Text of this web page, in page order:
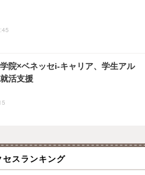
院×ベネッセi-キャリア、学生アル
活支援
セスランキング